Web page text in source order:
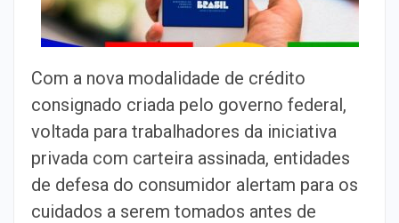
Com a nova modalidade de crédito
consignado criada pelo governo federal,
voltada para trabalhadores da iniciativa
privada com carteira assinada, entidades
de defesa do consumidor alertam para os
cuidados a serem tomados antes de